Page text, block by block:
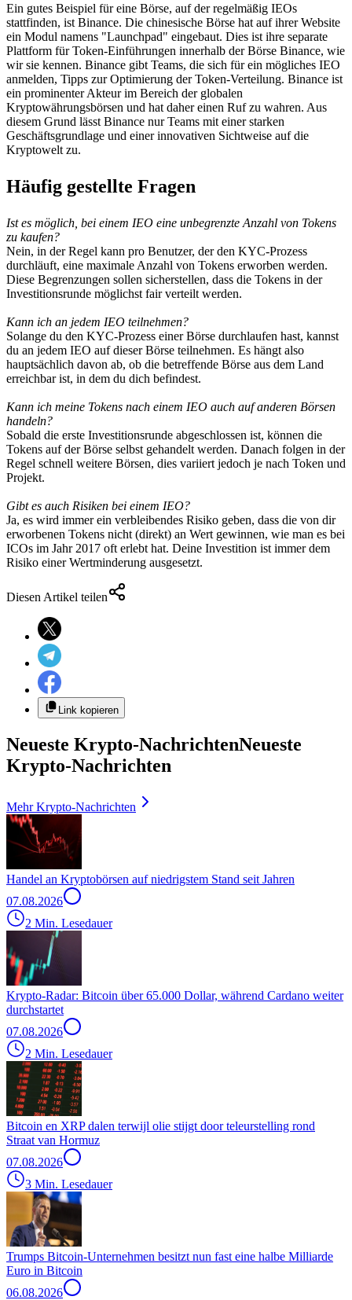
Ein gutes Beispiel für eine Börse, auf der regelmäßig IEOs
stattfinden, ist Binance. Die chinesische Börse hat auf ihrer Website
ein Modul namens "Launchpad" eingebaut. Dies ist ihre separate
Plattform für Token-Einführungen innerhalb der Börse Binance, wie
wir sie kennen. Binance gibt Teams, die sich für ein mögliches IEO
anmelden, Tipps zur Optimierung der Token-Verteilung. Binance ist
ein prominenter Akteur im Bereich der globalen
Kryptowährungsbörsen und hat daher einen Ruf zu wahren. Aus
diesem Grund lässt Binance nur Teams mit einer starken
Geschäftsgrundlage und einer innovativen Sichtweise auf die
Kryptowelt zu.
Häufig gestellte Fragen
Ist es möglich, bei einem IEO eine unbegrenzte Anzahl von Tokens
zu kaufen?
Nein, in der Regel kann pro Benutzer, der den KYC-Prozess
durchläuft, eine maximale Anzahl von Tokens erworben werden.
Diese Begrenzungen sollen sicherstellen, dass die Tokens in der
Investitionsrunde möglichst fair verteilt werden.
Kann ich an jedem IEO teilnehmen?
Solange du den KYC-Prozess einer Börse durchlaufen hast, kannst
du an jedem IEO auf dieser Börse teilnehmen. Es hängt also
hauptsächlich davon ab, ob die betreffende Börse aus dem Land
erreichbar ist, in dem du dich befindest.
Kann ich meine Tokens nach einem IEO auch auf anderen Börsen
handeln?
Sobald die erste Investitionsrunde abgeschlossen ist, können die
Tokens auf der Börse selbst gehandelt werden. Danach folgen in der
Regel schnell weitere Börsen, dies variiert jedoch je nach Token und
Projekt.
Gibt es auch Risiken bei einem IEO?
Ja, es wird immer ein verbleibendes Risiko geben, dass die von dir
erworbenen Tokens nicht (direkt) an Wert gewinnen, wie man es bei
ICOs im Jahr 2017 oft erlebt hat. Deine Investition ist immer dem
Risiko einer Wertminderung ausgesetzt.
Diesen Artikel teilen
Link kopieren
Neueste Krypto-NachrichtenNeueste
Krypto-Nachrichten
Mehr Krypto-Nachrichten
Handel an Kryptobörsen auf niedrigstem Stand seit Jahren
07.08.2026
2 Min. Lesedauer
Krypto-Radar: Bitcoin über 65.000 Dollar, während Cardano weiter
durchstartet
07.08.2026
2 Min. Lesedauer
Bitcoin en XRP dalen terwijl olie stijgt door teleurstelling rond
Straat van Hormuz
07.08.2026
3 Min. Lesedauer
Trumps Bitcoin-Unternehmen besitzt nun fast eine halbe Milliarde
Euro in Bitcoin
06.08.2026